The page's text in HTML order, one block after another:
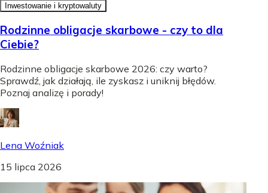
Inwestowanie i kryptowaluty
Rodzinne obligacje skarbowe - czy to dla
Ciebie?
Rodzinne obligacje skarbowe 2026: czy warto?
Sprawdź, jak działają, ile zyskasz i uniknij błędów.
Poznaj analizę i porady!
Lena Woźniak
15 lipca 2026